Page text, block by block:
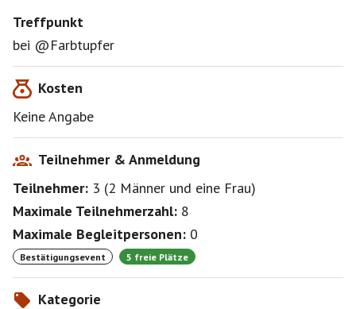
================> 🍨🍧🍦
Ich biete aufgrund der sommerlichen Stimmung Eis
Treffpunkt
bei @Farbtupfer
Kosten
Keine Angabe
Teilnehmer & Anmeldung
Teilnehmer: 3 (2 Männer und eine Frau)
Maximale Teilnehmerzahl: 8
Maximale Begleitpersonen: 0
Bestätigungsevent 5 freie Plätze
Kategorie